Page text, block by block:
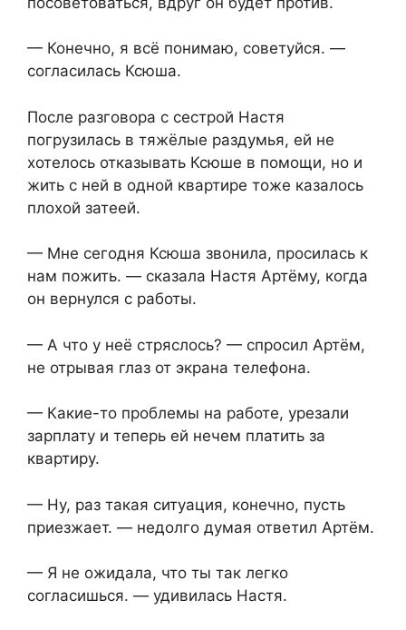
— Конечно, я всё понимаю, советуйся. —
согласилась Ксюша.
После разговора с сестрой Настя
погрузилась в тяжёлые раздумья, ей не
хотелось отказывать Ксюше в помощи, но и
жить с ней в одной квартире тоже казалось
плохой затеей.
— Мне сегодня Ксюша звонила, просилась к
нам пожить. — сказала Настя Артёму, когда
он вернулся с работы.
— А что у неё стряслось? — спросил Артём,
не отрывая глаз от экрана телефона.
— Какие-то проблемы на работе, урезали
зарплату и теперь ей нечем платить за
квартиру.
— Ну, раз такая ситуация, конечно, пусть
приезжает. — недолго думая ответил Артём.
— Я не ожидала, что ты так легко
согласишься. — удивилась Настя.